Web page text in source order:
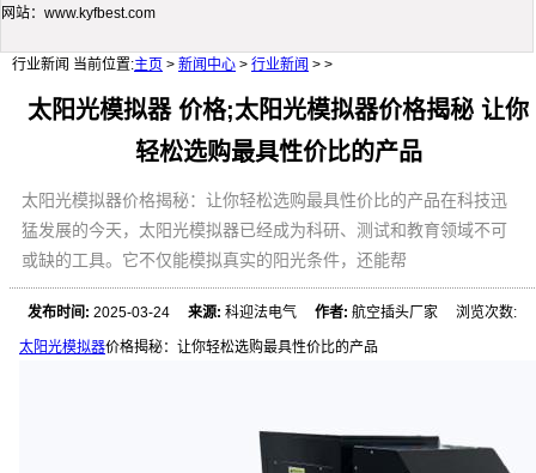
网站：www.kyfbest.com
行业新闻 当前位置:主页 > 新闻中心 > 行业新闻 > >
太阳光模拟器 价格;太阳光模拟器价格揭秘 让你
轻松选购最具性价比的产品
太阳光模拟器价格揭秘：让你轻松选购最具性价比的产品在科技迅
猛发展的今天，太阳光模拟器已经成为科研、测试和教育领域不可
或缺的工具。它不仅能模拟真实的阳光条件，还能帮
发布时间: 2025-03-24来源: 科迎法电气作者: 航空插头厂家 浏览次数:
太阳光模拟器价格揭秘：让你轻松选购最具性价比的产品